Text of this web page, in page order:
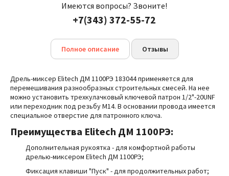
Имеются вопросы? Звоните!
+7(343) 372-55-72
Полное описание Отзывы
Дрель-миксер Elitech ДМ 1100РЭ 183044 применяется для
перемешивания разнообразных строительных смесей. На нее
можно установить трехкулачковый ключевой патрон 1/2"-20UNF
или переходник под резьбу М14. В основании провода имеется
специальное отверстие для патронного ключа.
Преимущества Elitech ДМ 1100РЭ:
Дополнительная рукоятка - для комфортной работы
дрелью-миксером Elitech ДМ 1100РЭ;
Фиксация клавиши "Пуск" - для продолжительных работ;